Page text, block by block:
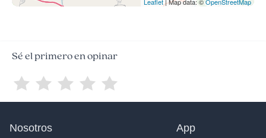
Sé el primero en opinar
Nosotros App